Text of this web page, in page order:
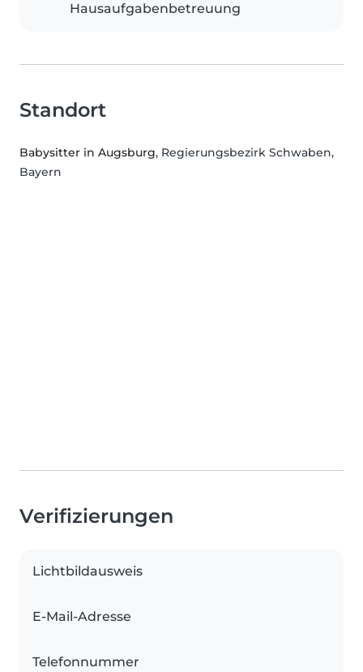
Hausaufgabenbetreuung
Standort
Babysitter in Augsburg, Regierungsbezirk Schwaben,
Bayern
Verifizierungen
Lichtbildausweis
E-Mail-Adresse
Telefonnummer